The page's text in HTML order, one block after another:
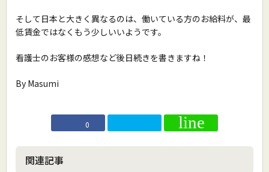
そして日本と大きく異なるのは、働いている方のお給料が、最
低賃金ではなくもう少しいいようです。
看護士のお客様の感想など後日続きを書きますね！
By Masumi
0
関連記事